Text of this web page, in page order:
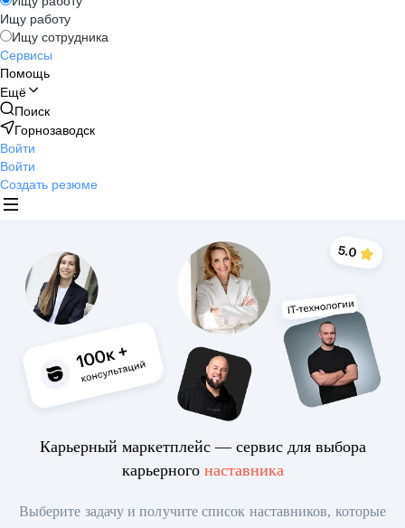
Ищу работу
Ищу сотрудника
Сервисы
Помощь
Ещё
Поиск
Горнозаводск
Войти
Войти
Создать резюме
Карьерный маркетплейс — сервис для выбора
карьерного наставника
Выберите задачу и получите список наставников, которые